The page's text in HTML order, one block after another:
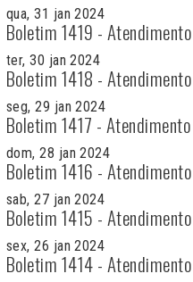
qua, 31 jan 2024
Boletim 1419 -
ter, 30 jan 2024
Boletim 1418 -
seg, 29 jan 2024
Boletim 1417 -
dom, 28 jan 2024
Boletim 1416 -
sab, 27 jan 2024
Boletim 1415 -
sex, 26 jan 2024
Boletim 1414 -